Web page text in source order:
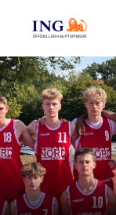
OFFIZIELLER HAUPTSPONSOR